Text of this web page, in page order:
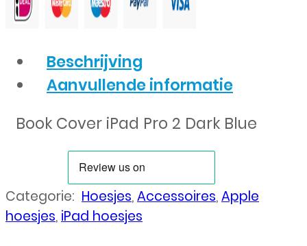
Beschrijving
Aanvullende informatie
Book Cover iPad Pro 2 Dark Blue
Categorie: Hoesjes,Accessoires,Apple
hoesjes, iPad hoesjes